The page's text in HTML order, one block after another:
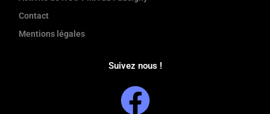
Contact
Mentions légales
Suivez nous !
F